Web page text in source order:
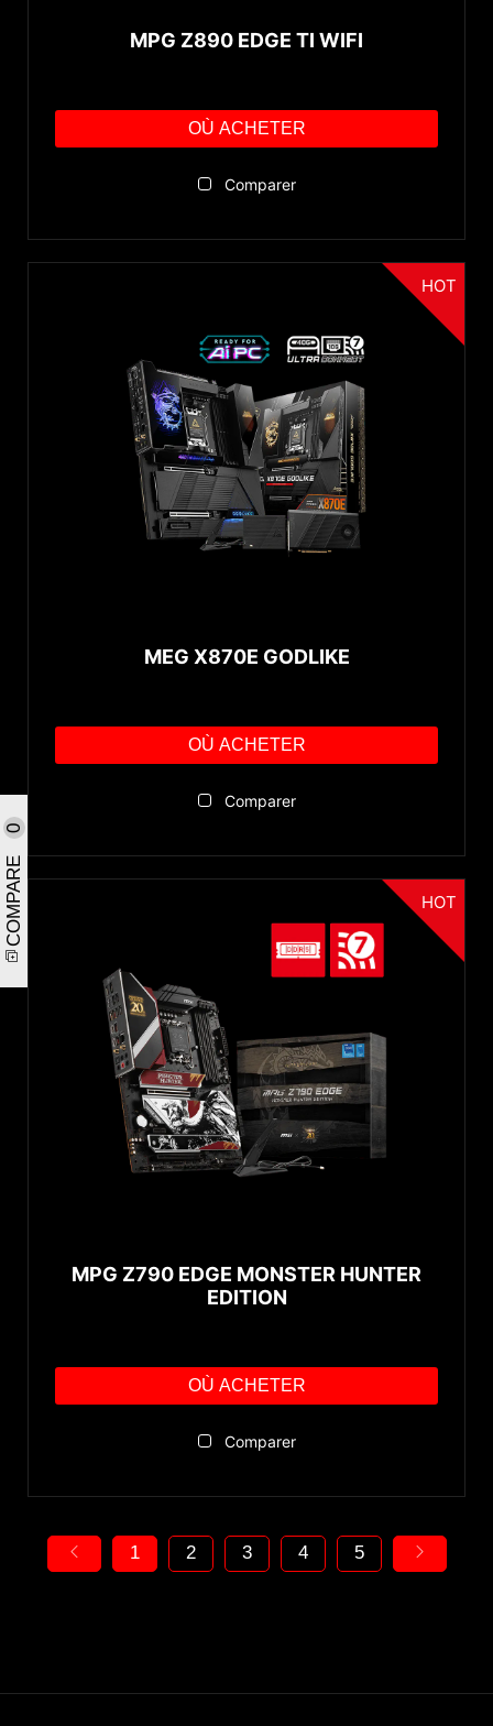
COMPARE
0
MPG Z890 EDGE TI WIFI
OÙ ACHETER
Comparer
HOT
MEG X870E GODLIKE
OÙ ACHETER
Comparer
HOT
MPG Z790 EDGE MONSTER HUNTER
EDITION
OÙ ACHETER
Comparer
1 2 3 4 5